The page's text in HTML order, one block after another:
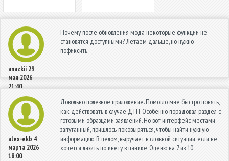
anazkii 29
мая 2026
21:40
Почему после обновления мода некоторые функции не
становятся доступными? Летаем дальше, но нужно
пофиксить.
alex-ekb 4
марта 2026
18:00
Довольно полезное приложение. Помогло мне быстро понять,
как действовать в случае ДТП. Особенно порадовал раздел с
готовыми образцами заявлений. Но вот интерфейс местами
запутанный, пришлось поковыряться, чтобы найти нужную
информацию. В целом, выручает в сложной ситуации, если не
хочется лазить по инету в панике. Оценю на 7 из 10.